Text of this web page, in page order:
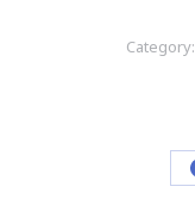
Category: